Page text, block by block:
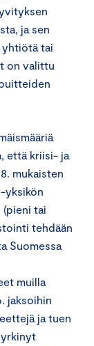
ja sen
yhtiötä tai
on valittu
että kriisi- ja
mukaisten
yksikön
tai
tehdään
Suomessa
muilla
jaksoihin
ja tuen